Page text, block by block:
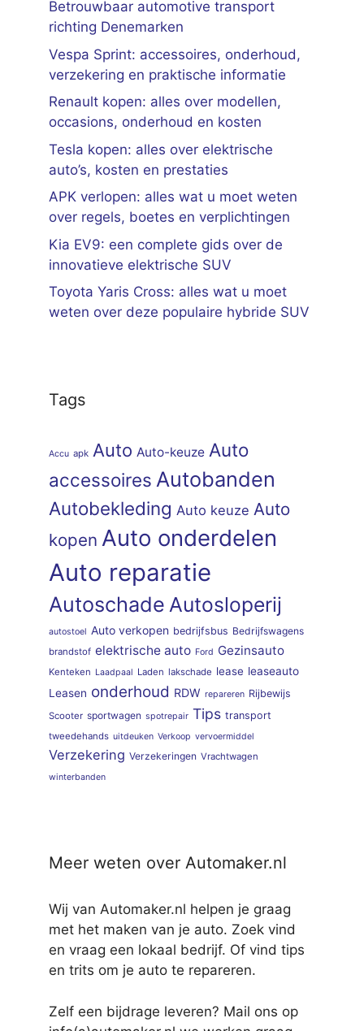
Betrouwbaar automotive transport
richting Denemarken
Vespa Sprint: accessoires, onderhoud,
verzekering en praktische informatie
Renault kopen: alles over modellen,
occasions, onderhoud en kosten
Tesla kopen: alles over elektrische
auto’s, kosten en prestaties
APK verlopen: alles wat u moet weten
over regels, boetes en verplichtingen
Kia EV9: een complete gids over de
innovatieve elektrische SUV
Toyota Yaris Cross: alles wat u moet
weten over deze populaire hybride SUV
Tags
Accu apk Auto Auto-keuze Auto
accessoires Autobanden
Autobekleding Auto keuze Auto
kopen Auto onderdelen
Auto reparatie
Autoschade Autosloperij
autostoel Auto verkopen bedrijfsbus Bedrijfswagens
brandstof elektrische auto Ford Gezinsauto
Kenteken Laadpaal Laden lakschade lease leaseauto
Leasen onderhoud RDW repareren Rijbewijs
Scooter sportwagen spotrepair Tips transport
tweedehands uitdeuken Verkoop vervoermiddel
Verzekering Verzekeringen Vrachtwagen
winterbanden
Meer weten over Automaker.nl
Wij van Automaker.nl helpen je graag
met het maken van je auto. Zoek vind
en vraag een lokaal bedrijf. Of vind tips
en trits om je auto te repareren.
Zelf een bijdrage leveren? Mail ons op